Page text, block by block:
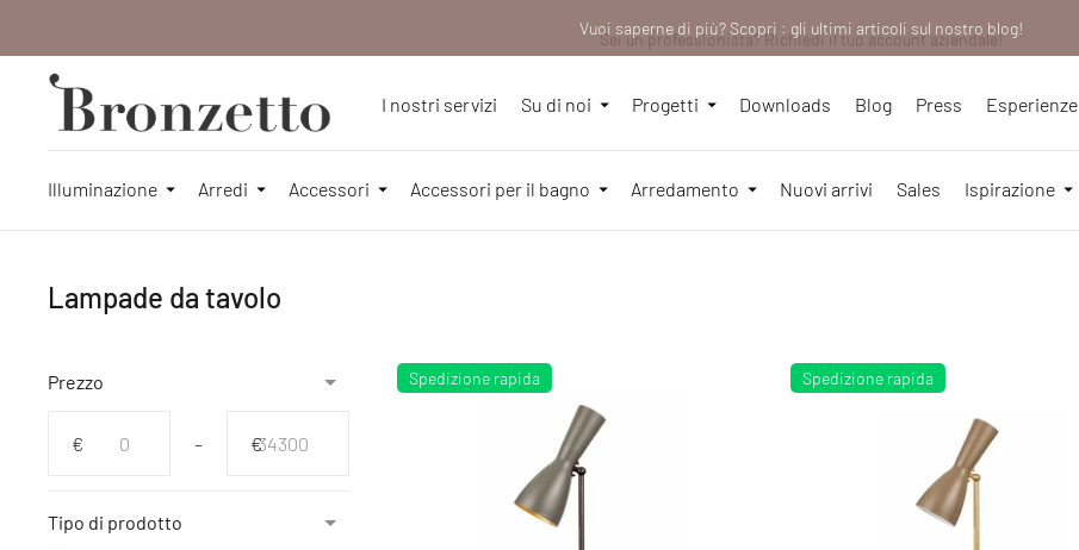
We will be closed from 10th to 21st August
Vuoi saperne di più? Scopri : gli ultimi articoli sul nostro blog!
Sei un professionista? Richiedi il tuo account aziendale!
I nostri servizi Su di noi Progetti Downloads Blog Press Esperienze
Illuminazione Arredi Accessori Accessori per il bagno Arredamento Nuovi arrivi Sales Ispirazione
Lampade da tavolo
Prezzo
€
–
€
Tipo di prodotto
Spedizione rapida Spedizione rapida